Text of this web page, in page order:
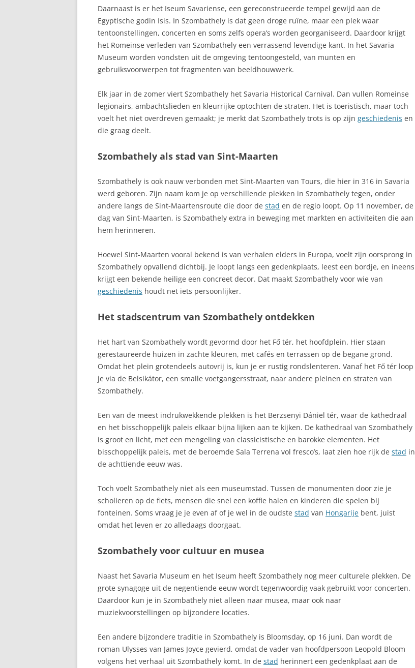
Daarnaast is er het Iseum Savariense, een gereconstrueerde tempel gewijd aan de
Egyptische godin Isis. In Szombathely is dat geen droge ruïne, maar een plek waar
tentoonstellingen, concerten en soms zelfs opera’s worden georganiseerd. Daardoor krijgt
het Romeinse verleden van Szombathely een verrassend levendige kant. In het Savaria
Museum worden vondsten uit de omgeving tentoongesteld, van munten en
gebruiksvoorwerpen tot fragmenten van beeldhouwwerk.
Elk jaar in de zomer viert Szombathely het Savaria Historical Carnival. Dan vullen Romeinse
legionairs, ambachtslieden en kleurrijke optochten de straten. Het is toeristisch, maar toch
voelt het niet overdreven gemaakt; je merkt dat Szombathely trots is op zijn geschiedenis en
die graag deelt.
Szombathely als stad van Sint-Maarten
Szombathely is ook nauw verbonden met Sint-Maarten van Tours, die hier in 316 in Savaria
werd geboren. Zijn naam kom je op verschillende plekken in Szombathely tegen, onder
andere langs de Sint-Maartensroute die door de stad en de regio loopt. Op 11 november, de
dag van Sint-Maarten, is Szombathely extra in beweging met markten en activiteiten die aan
hem herinneren.
Hoewel Sint-Maarten vooral bekend is van verhalen elders in Europa, voelt zijn oorsprong in
Szombathely opvallend dichtbij. Je loopt langs een gedenkplaats, leest een bordje, en ineens
krijgt een bekende heilige een concreet decor. Dat maakt Szombathely voor wie van
geschiedenis houdt net iets persoonlijker.
Het stadscentrum van Szombathely ontdekken
Het hart van Szombathely wordt gevormd door het Fő tér, het hoofdplein. Hier staan
gerestaureerde huizen in zachte kleuren, met cafés en terrassen op de begane grond.
Omdat het plein grotendeels autovrij is, kun je er rustig rondslenteren. Vanaf het Fő tér loop
je via de Belsikátor, een smalle voetgangersstraat, naar andere pleinen en straten van
Szombathely.
Een van de meest indrukwekkende plekken is het Berzsenyi Dániel tér, waar de kathedraal
en het bisschoppelijk paleis elkaar bijna lijken aan te kijken. De kathedraal van Szombathely
is groot en licht, met een mengeling van classicistische en barokke elementen. Het
bisschoppelijk paleis, met de beroemde Sala Terrena vol fresco’s, laat zien hoe rijk de stad in
de achttiende eeuw was.
Toch voelt Szombathely niet als een museumstad. Tussen de monumenten door zie je
scholieren op de fiets, mensen die snel een koffie halen en kinderen die spelen bij
fonteinen. Soms vraag je je even af of je wel in de oudste stad van Hongarije bent, juist
omdat het leven er zo alledaags doorgaat.
Szombathely voor cultuur en musea
Naast het Savaria Museum en het Iseum heeft Szombathely nog meer culturele plekken. De
grote synagoge uit de negentiende eeuw wordt tegenwoordig vaak gebruikt voor concerten.
Daardoor kun je in Szombathely niet alleen naar musea, maar ook naar
muziekvoorstellingen op bijzondere locaties.
Een andere bijzondere traditie in Szombathely is Bloomsday, op 16 juni. Dan wordt de
roman Ulysses van James Joyce gevierd, omdat de vader van hoofdpersoon Leopold Bloom
volgens het verhaal uit Szombathely komt. In de stad herinnert een gedenkplaat aan de